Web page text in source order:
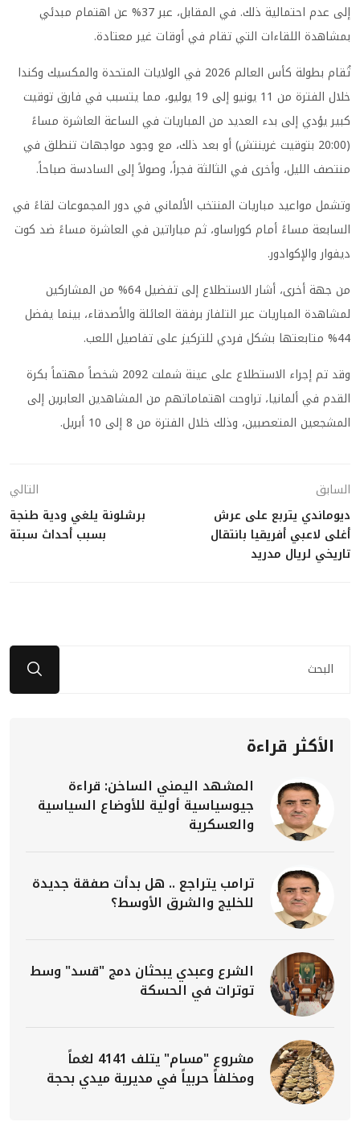
إلى عدم احتمالية ذلك. في المقابل، عبر 37% عن اهتمام مبدئي
بمشاهدة اللقاءات التي تقام في أوقات غير معتادة.
تُقام بطولة كأس العالم 2026 في الولايات المتحدة والمكسيك وكندا
خلال الفترة من 11 يونيو إلى 19 يوليو، مما يتسبب في فارق توقيت
كبير يؤدي إلى بدء العديد من المباريات في الساعة العاشرة مساءً
(20:00 بتوقيت غرينتش) أو بعد ذلك، مع وجود مواجهات تنطلق في
منتصف الليل، وأخرى في الثالثة فجراً، وصولاً إلى السادسة صباحاً.
وتشمل مواعيد مباريات المنتخب الألماني في دور المجموعات لقاءً في
السابعة مساءً أمام كوراساو، ثم مباراتين في العاشرة مساءً ضد كوت
ديفوار والإكوادور.
من جهة أخرى، أشار الاستطلاع إلى تفضيل 64% من المشاركين
لمشاهدة المباريات عبر التلفاز برفقة العائلة والأصدقاء، بينما يفضل
44% متابعتها بشكل فردي للتركيز على تفاصيل اللعب.
وقد تم إجراء الاستطلاع على عينة شملت 2092 شخصاً مهتماً بكرة
القدم في ألمانيا، تراوحت اهتماماتهم من المشاهدين العابرين إلى
المشجعين المتعصبين، وذلك خلال الفترة من 8 إلى 10 أبريل.
السابق
ديوماندي يتربع على عرش
أغلى لاعبي أفريقيا بانتقال
تاريخي لريال مدريد
التالي
برشلونة يلغي ودية طنجة
بسبب أحداث سبتة
الأكثر قراءة
المشهد اليمني الساخن: قراءة
جيوسياسية أولية للأوضاع السياسية
والعسكرية
ترامب يتراجع .. هل بدأت صفقة جديدة
للخليج والشرق الأوسط؟
الشرع وعبدي يبحثان دمج "قسد" وسط
توترات في الحسكة
مشروع "مسام" يتلف 4141 لغماً
ومخلفاً حربياً في مديرية ميدي بحجة